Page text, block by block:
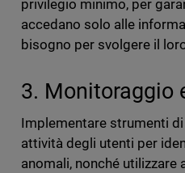
privilegio minimo, per
accedano solo alle
bisogno per svolgere il
3. Monitoraggio
Implementare strumenti
attività degli utenti per
anomali, nonché